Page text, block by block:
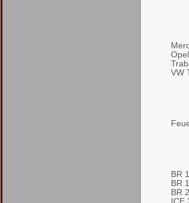
VW
BR
BR
BR